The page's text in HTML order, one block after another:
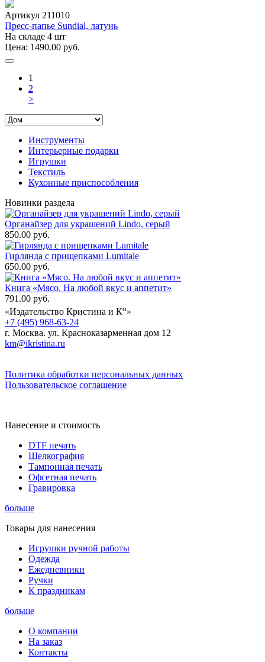
Артикул 211010
Пресс-папье Sundial, латунь
На складе 4 шт
Цена: 1490.00 руб.
1
2
>
Инструменты
Интерьерные подарки
Игрушки
Текстиль
Кухонные приспособления
Новинки раздела
Органайзер для украшений Lindo, серый
850.00 руб.
Гирлянда с прищепками Lumitale
650.00 руб.
Книга «Мясо. На любой вкус и аппетит»
791.00 руб.
«Издательство Кристина и Ко»
+7 (495) 968-63-24
г. Москва. ул. Красноказарменная дом 12
km@ikristina.ru
Политика обработки персональных данных
Пользовательское соглашение
Нанесение и стоимость
DTF печать
Шелкография
Тампонная печать
Офсетная печать
Гравировка
больше
Товары для нанесения
Игрушки ручной работы
Одежда
Ежедневники
Ручки
К праздникам
больше
О компании
На заказ
Контакты